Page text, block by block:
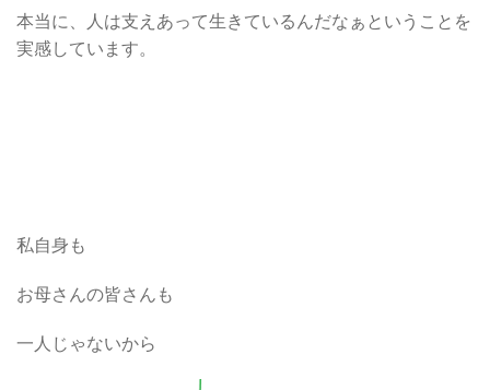
本当に、人は支えあって生きているんだなぁということを
実感しています。
私自身も
お母さんの皆さんも
一人じゃないから